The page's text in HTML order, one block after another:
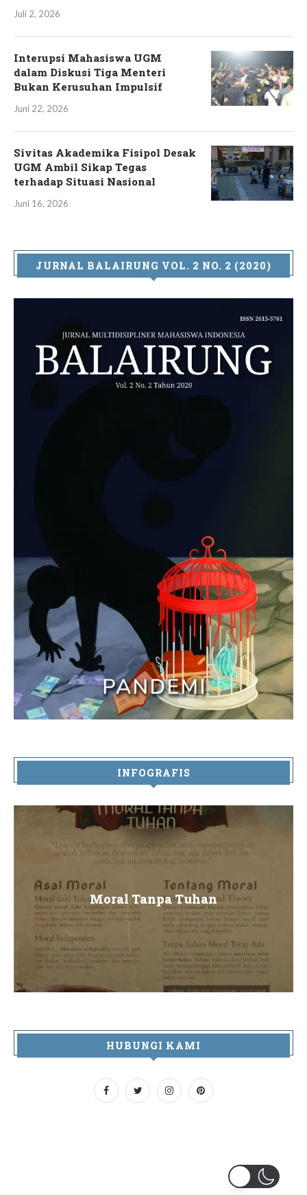
Juli 2, 2026
Interupsi Mahasiswa UGM
dalam Diskusi Tiga Menteri
Bukan Kerusuhan Impulsif
Juni 22, 2026
Sivitas Akademika Fisipol Desak
UGM Ambil Sikap Tegas
terhadap Situasi Nasional
Juni 16, 2026
JURNAL BALAIRUNG VOL. 2 NO. 2 (2020)
INFOGRAFIS
Moral Tanpa Tuhan
HUBUNGI KAMI